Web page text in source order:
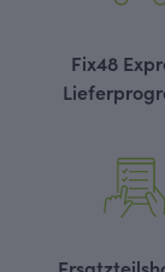
Fix48